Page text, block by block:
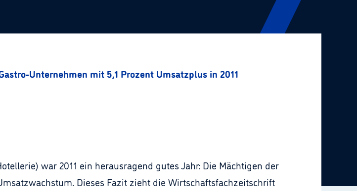
Unternehmen mit 5,1 Prozent Umsatzplus in 2011
war 2011 ein herausragend gutes Jahr: Die Mächtigen der
Dieses Fazit zieht die Wirtschaftsfachzeitschrift